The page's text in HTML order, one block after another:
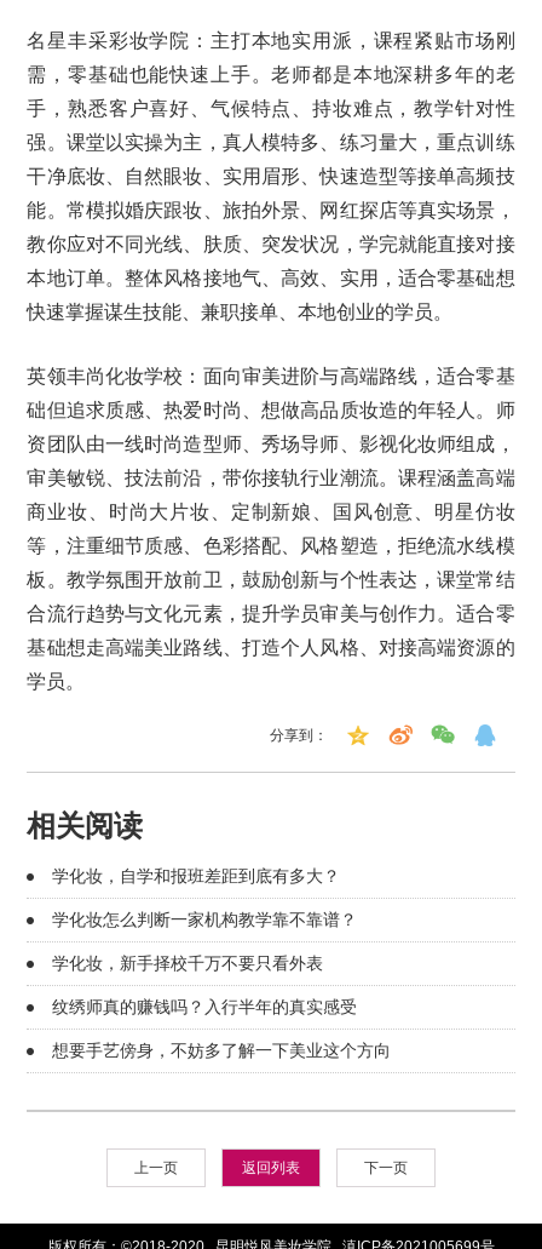
名星丰采彩妆学院：主打本地实用派，课程紧贴市场刚
需，零基础也能快速上手。老师都是本地深耕多年的老
手，熟悉客户喜好、气候特点、持妆难点，教学针对性
强。课堂以实操为主，真人模特多、练习量大，重点训练
干净底妆、自然眼妆、实用眉形、快速造型等接单高频技
能。常模拟婚庆跟妆、旅拍外景、网红探店等真实场景，
教你应对不同光线、肤质、突发状况，学完就能直接对接
本地订单。整体风格接地气、高效、实用，适合零基础想
快速掌握谋生技能、兼职接单、本地创业的学员。
英领丰尚化妆学校：面向审美进阶与高端路线，适合零基
础但追求质感、热爱时尚、想做高品质妆造的年轻人。师
资团队由一线时尚造型师、秀场导师、影视化妆师组成，
审美敏锐、技法前沿，带你接轨行业潮流。课程涵盖高端
商业妆、时尚大片妆、定制新娘、国风创意、明星仿妆
等，注重细节质感、色彩搭配、风格塑造，拒绝流水线模
板。教学氛围开放前卫，鼓励创新与个性表达，课堂常结
合流行趋势与文化元素，提升学员审美与创作力。适合零
基础想走高端美业路线、打造个人风格、对接高端资源的
学员。
分享到：
相关阅读
学化妆，自学和报班差距到底有多大？
学化妆怎么判断一家机构教学靠不靠谱？
学化妆，新手择校千万不要只看外表
纹绣师真的赚钱吗？入行半年的真实感受
想要手艺傍身，不妨多了解一下美业这个方向
上一页 返回列表 下一页